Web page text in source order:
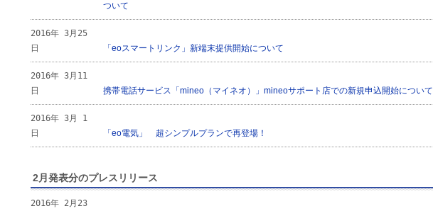
ついて
2016年 3月25
日
「eoスマートリンク」新端末提供開始について
2016年 3月11
日
携帯電話サービス「mineo（マイネオ）」mineoサポート店での新規申込開始について
2016年 3月 1
日
「eo電気」 超シンプルプランで再登場！
2月発表分のプレスリリース
2016年 2月23